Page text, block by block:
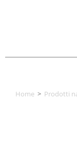
Home > Prodotti